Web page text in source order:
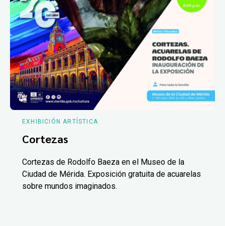
EXHIBICIÓN ARTÍSTICA
Cortezas
Cortezas de Rodolfo Baeza en el Museo de la
Ciudad de Mérida. Exposición gratuita de acuarelas
sobre mundos imaginados.